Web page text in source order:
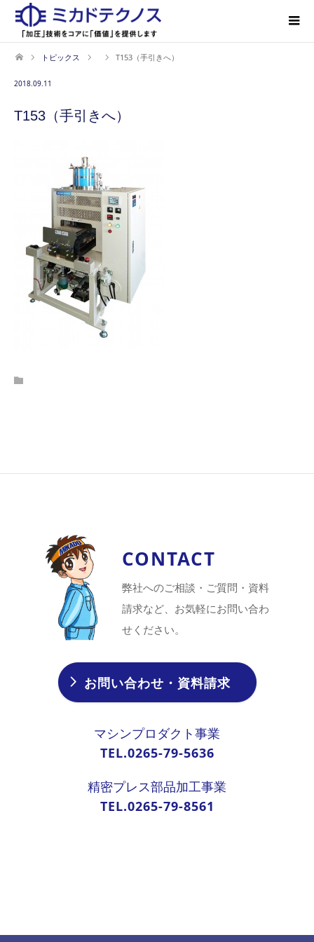
トピックス T153（手引きへ）
2018.09.11
T153（手引きへ）
CONTACT
弊社へのご相談・ご質問・資料
請求など、お気軽にお問い合わ
せください。
お問い合わせ・資料請求
マシンプロダクト事業
TEL.0265-79-5636
精密プレス部品加工事業
TEL.0265-79-8561